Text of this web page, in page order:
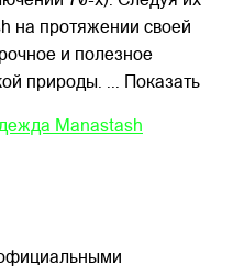
на протяжении своей
и полезное
природы. ... Показать
Manastash